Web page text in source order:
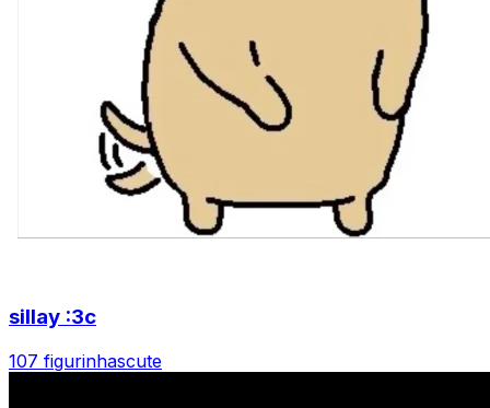
sillay :3c
107 figurinhascute